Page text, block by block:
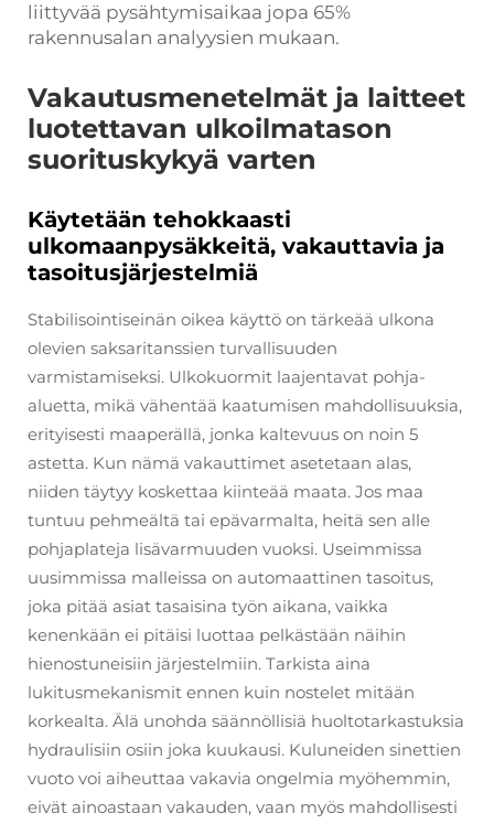
liittyvää pysähtymisaikaa jopa 65%
rakennusalan analyysien mukaan.
Vakautusmenetelmät ja laitteet
luotettavan ulkoilmatason
suorituskykyä varten
Käytetään tehokkaasti
ulkomaanpysäkkeitä, vakauttavia ja
tasoitusjärjestelmiä
Stabilisointiseinän oikea käyttö on tärkeää ulkona
olevien saksaritanssien turvallisuuden
varmistamiseksi. Ulkokuormit laajentavat pohja-
aluetta, mikä vähentää kaatumisen mahdollisuuksia,
erityisesti maaperällä, jonka kaltevuus on noin 5
astetta. Kun nämä vakauttimet asetetaan alas,
niiden täytyy koskettaa kiinteää maata. Jos maa
tuntuu pehmeältä tai epävarmalta, heitä sen alle
pohjaplateja lisävarmuuden vuoksi. Useimmissa
uusimmissa malleissa on automaattinen tasoitus,
joka pitää asiat tasaisina työn aikana, vaikka
kenenkään ei pitäisi luottaa pelkästään näihin
hienostuneisiin järjestelmiin. Tarkista aina
lukitusmekanismit ennen kuin nostelet mitään
korkealta. Älä unohda säännöllisiä huoltotarkastuksia
hydraulisiin osiin joka kuukausi. Kuluneiden sinettien
vuoto voi aiheuttaa vakavia ongelmia myöhemmin,
eivät ainoastaan vakauden, vaan myös mahdollisesti